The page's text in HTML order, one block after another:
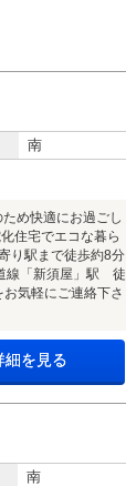
南
め快適にお過ごし
住宅でエコな暮ら
り駅まで徒歩約8分
線「新須屋」駅 徒
気軽にご連絡下さ
細を見る
南